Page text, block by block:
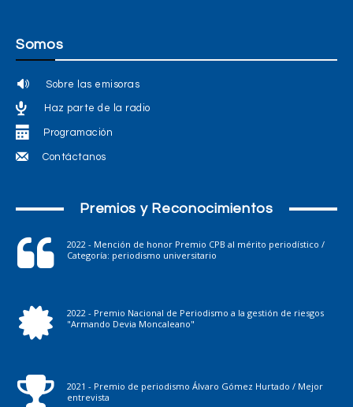
Somos
Sobre las emisoras
Haz parte de la radio
Programación
Contáctanos
Premios y Reconocimientos
2022 - Mención de honor Premio CPB al mérito periodístico /
Categoría: periodismo universitario
2022 - Premio Nacional de Periodismo a la gestión de riesgos
"Armando Devia Moncaleano"
2021 - Premio de periodismo Álvaro Gómez Hurtado / Mejor
entrevista